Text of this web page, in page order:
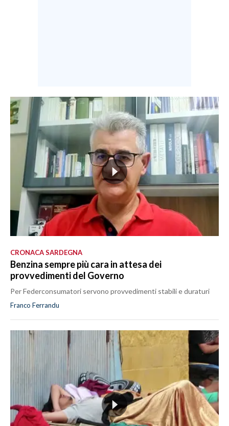
CRONACA SARDEGNA
Benzina sempre più cara in attesa dei
provvedimenti del Governo
Per Federconsumatori servono provvedimenti stabili e duraturi
Franco Ferrandu